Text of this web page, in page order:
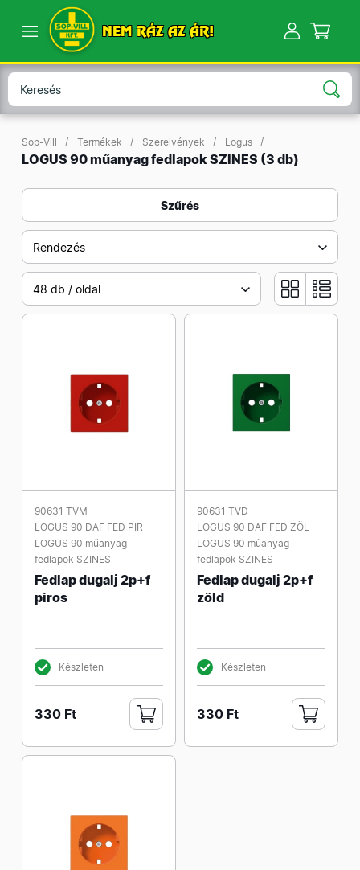
NEM RÁZ AZ ÁR!
Sop-Vill Termékek Szerelvények Logus
LOGUS 90 műanyag fedlapok SZINES (3 db)
Szűrés
Rendezés
48 db / oldal
90631 TVM
LOGUS 90 DAF FED PIR
LOGUS 90 műanyag
fedlapok SZINES
Fedlap dugalj 2p+f
piros
Készleten
330 Ft
90631 TVD
LOGUS 90 DAF FED ZÖL
LOGUS 90 műanyag
fedlapok SZINES
Fedlap dugalj 2p+f
zöld
Készleten
330 Ft